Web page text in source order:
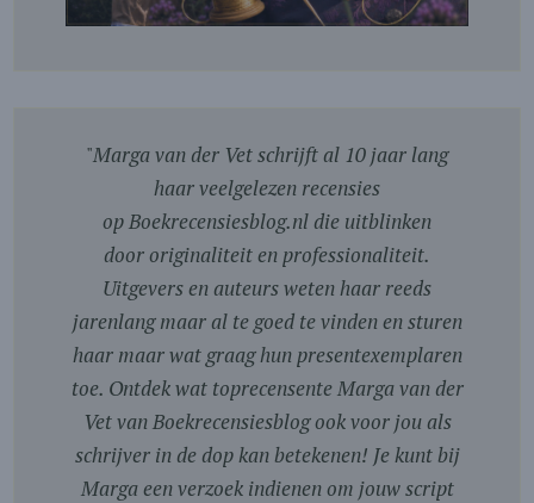
"Marga van der Vet schrijft al 10 jaar lang
haar veelgelezen recensies
op Boekrecensiesblog.nl die uitblinken
door originaliteit en professionaliteit.
Uitgevers en auteurs weten haar reeds
jarenlang maar al te goed te vinden en sturen
haar maar wat graag hun presentexemplaren
toe. Ontdek wat toprecensente Marga van der
Vet van Boekrecensiesblog ook voor jou als
schrijver in de dop kan betekenen! Je kunt bij
Marga een verzoek indienen om jouw script